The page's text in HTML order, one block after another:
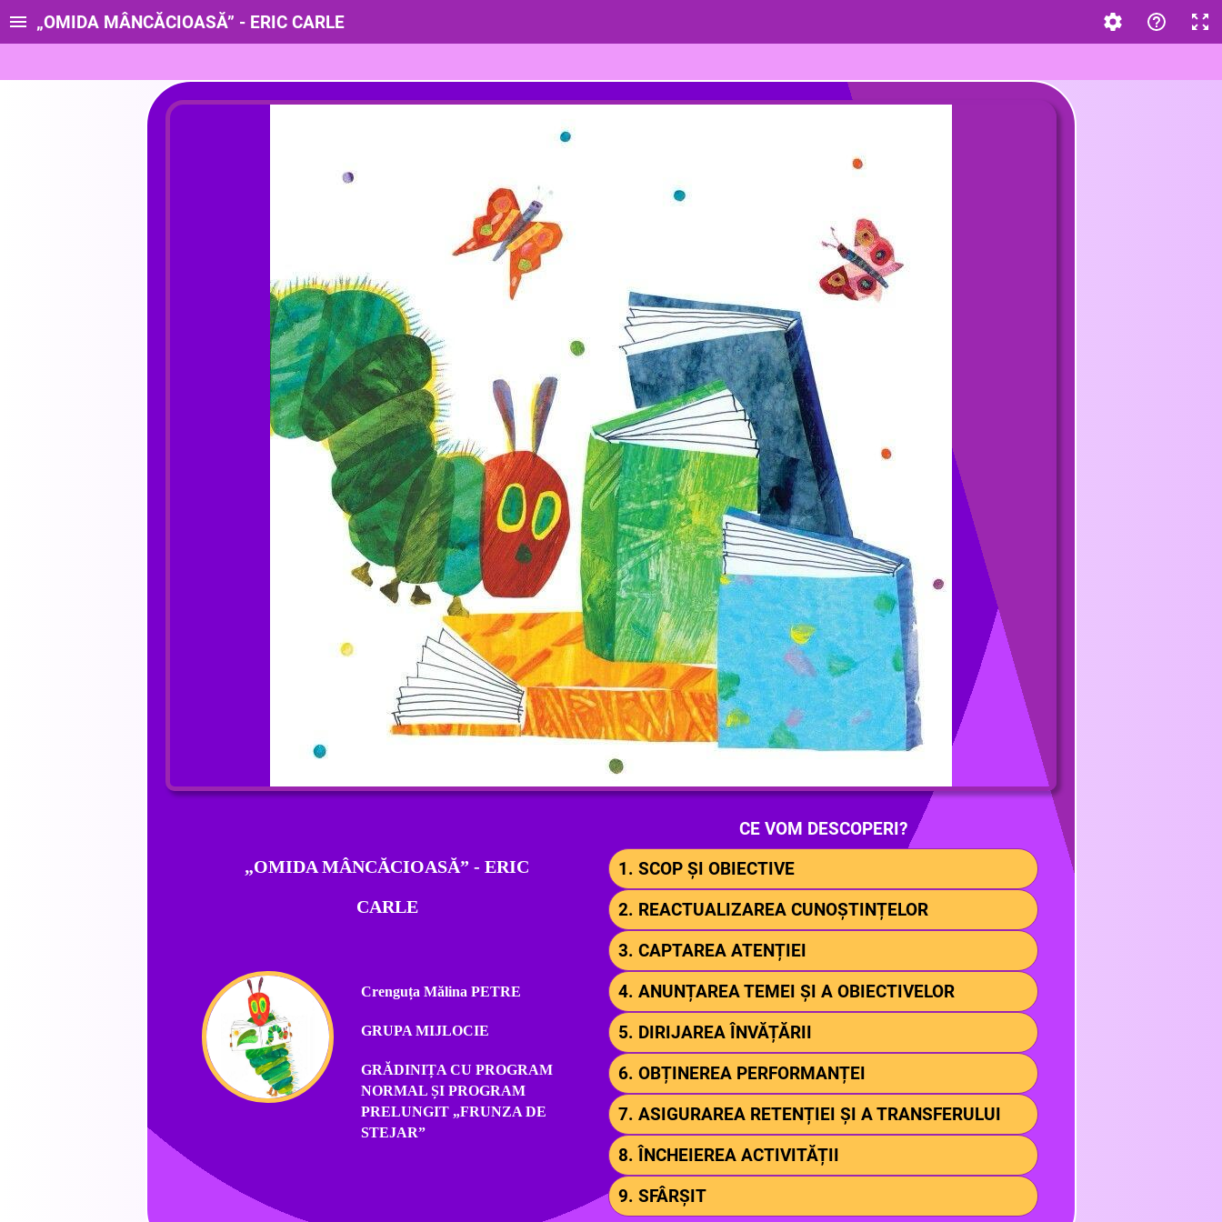
„OMIDA MÂNCĂCIOASĂ” - ERIC CARLE
„OMIDA MÂNCĂCIOASĂ” - ERIC
CARLE
Crenguța Mălina PETRE
GRUPA MIJLOCIE
GRĂDINIȚA CU PROGRAM
NORMAL ȘI PROGRAM
PRELUNGIT „FRUNZA DE
STEJAR”
CE VOM DESCOPERI?
1. SCOP ȘI OBIECTIVE
2. REACTUALIZAREA CUNOȘTINȚELOR
3. CAPTAREA ATENȚIEI
4. ANUNȚAREA TEMEI ȘI A OBIECTIVELOR
5. DIRIJAREA ÎNVĂȚĂRII
6. OBȚINEREA PERFORMANȚEI
7. ASIGURAREA RETENȚIEI ȘI A TRANSFERULUI
8. ÎNCHEIEREA ACTIVITĂȚII
9. SFÂRȘIT